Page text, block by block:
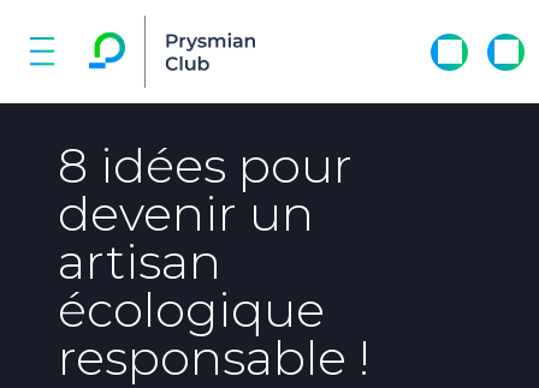
8 idées pour
devenir un
artisan
écologique
responsable !